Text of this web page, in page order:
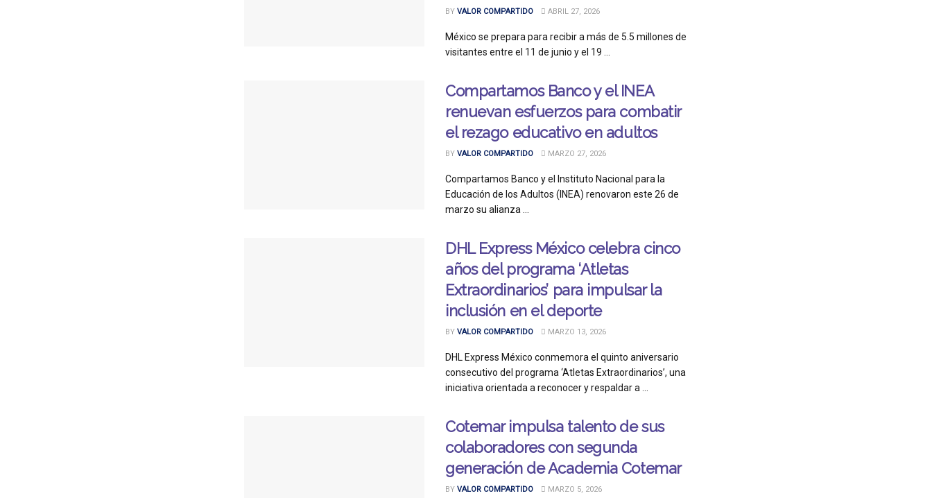
BY VALOR COMPARTIDO ABRIL 27, 2026
México se prepara para recibir a más de 5.5 millones de
visitantes entre el 11 de junio y el 19 ...
Compartamos Banco y el INEA
renuevan esfuerzos para combatir
el rezago educativo en adultos
BY VALOR COMPARTIDO MARZO 27, 2026
Compartamos Banco y el Instituto Nacional para la
Educación de los Adultos (INEA) renovaron este 26 de
marzo su alianza ...
DHL Express México celebra cinco
años del programa ‘Atletas
Extraordinarios’ para impulsar la
inclusión en el deporte
BY VALOR COMPARTIDO MARZO 13, 2026
DHL Express México conmemora el quinto aniversario
consecutivo del programa ‘Atletas Extraordinarios’, una
iniciativa orientada a reconocer y respaldar a ...
Cotemar impulsa talento de sus
colaboradores con segunda
generación de Academia Cotemar
BY VALOR COMPARTIDO MARZO 5, 2026